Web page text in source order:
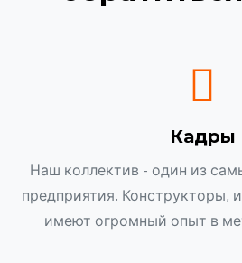
Кадры
Наш коллектив - один из
предприятия. Конструкторы,
имеют огромный опыт в